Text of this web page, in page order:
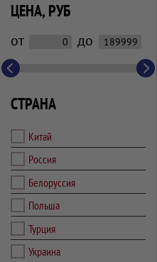
ЦЕНА, РУБ
от до
СТРАНА
Китай
Россия
Белоруссия
Польша
Турция
Украина